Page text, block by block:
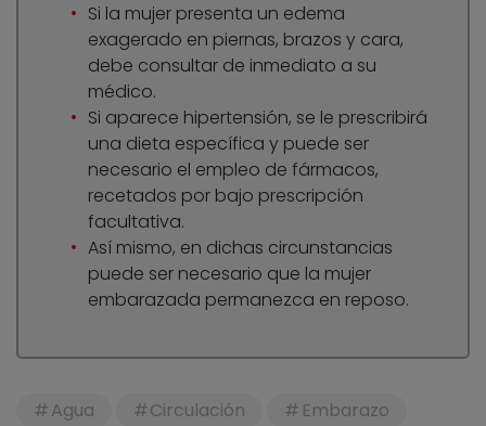
Si la mujer presenta un edema
exagerado en piernas, brazos y cara,
debe consultar de inmediato a su
médico.
Si aparece hipertensión, se le prescribirá
una dieta específica y puede ser
necesario el empleo de fármacos,
recetados por bajo prescripción
facultativa.
Así mismo, en dichas circunstancias
puede ser necesario que la mujer
embarazada permanezca en reposo.
Agua Circulación
Embarazo